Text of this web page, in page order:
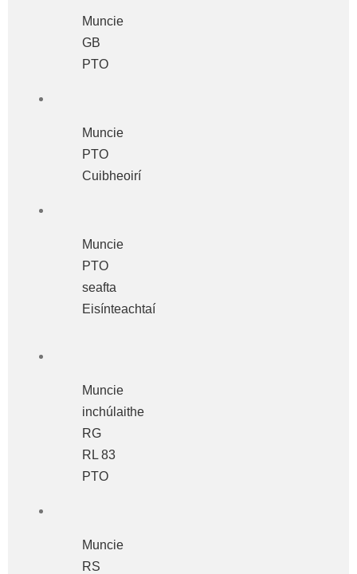
Muncie
GB
PTO
Muncie
PTO
Cuibheoirí
Muncie
PTO
seafta
Eisínteachtaí
Muncie
inchúlaithe
RG
RL 83
PTO
Muncie
RS